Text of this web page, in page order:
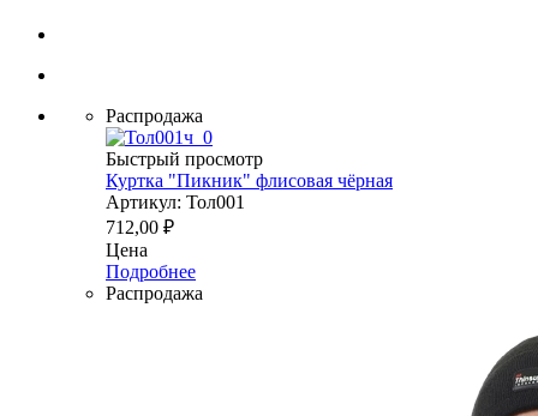
Распродажа
Быстрый просмотр
Куртка "Пикник" флисовая чёрная
Артикул: Тол001
712,00 ₽
Цена
Подробнее
Распродажа